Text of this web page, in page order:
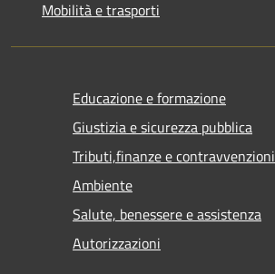
Mobilità e trasporti
Educazione e formazione
Giustizia e sicurezza pubblica
Tributi,finanze e contravvenzioni
Ambiente
Salute, benessere e assistenza
Autorizzazioni